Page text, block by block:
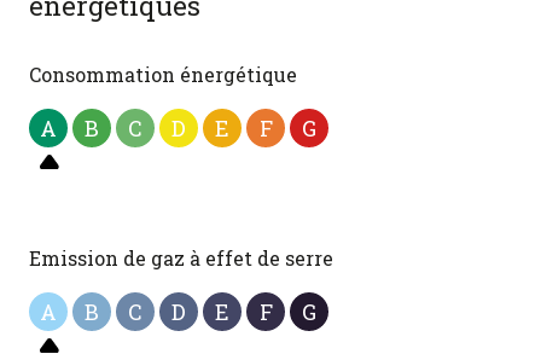
Consommation énergétique
A B C D E F G
Emission de gaz à effet de serre
A B C D E F G